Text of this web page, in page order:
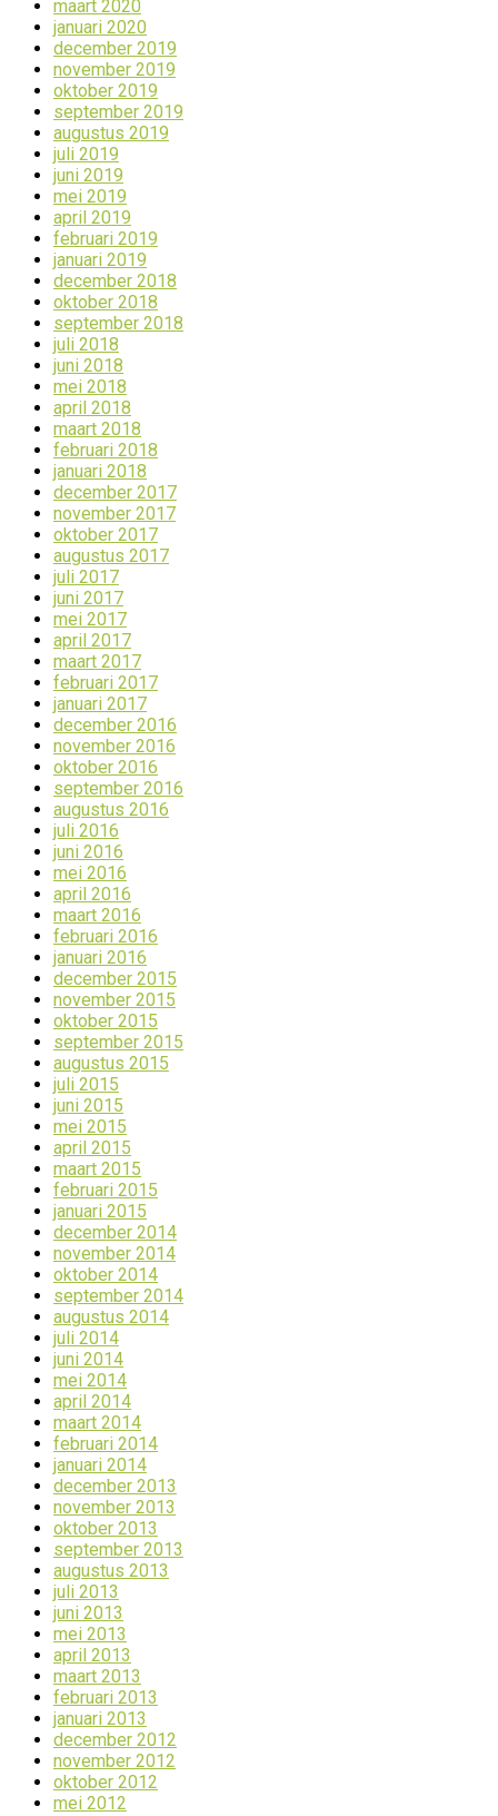
maart 2020
januari 2020
december 2019
november 2019
oktober 2019
september 2019
augustus 2019
juli 2019
juni 2019
mei 2019
april 2019
februari 2019
januari 2019
december 2018
oktober 2018
september 2018
juli 2018
juni 2018
mei 2018
april 2018
maart 2018
februari 2018
januari 2018
december 2017
november 2017
oktober 2017
augustus 2017
juli 2017
juni 2017
mei 2017
april 2017
maart 2017
februari 2017
januari 2017
december 2016
november 2016
oktober 2016
september 2016
augustus 2016
juli 2016
juni 2016
mei 2016
april 2016
maart 2016
februari 2016
januari 2016
december 2015
november 2015
oktober 2015
september 2015
augustus 2015
juli 2015
juni 2015
mei 2015
april 2015
maart 2015
februari 2015
januari 2015
december 2014
november 2014
oktober 2014
september 2014
augustus 2014
juli 2014
juni 2014
mei 2014
april 2014
maart 2014
februari 2014
januari 2014
december 2013
november 2013
oktober 2013
september 2013
augustus 2013
juli 2013
juni 2013
mei 2013
april 2013
maart 2013
februari 2013
januari 2013
december 2012
november 2012
oktober 2012
mei 2012